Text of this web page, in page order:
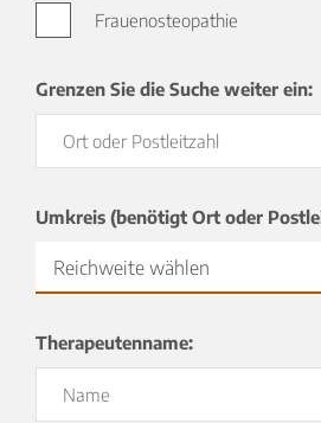
Frauenosteopathie
Grenzen Sie die Suche weiter ein:
Umkreis (benötigt Ort oder
Reichweite wählen
Therapeutenname: